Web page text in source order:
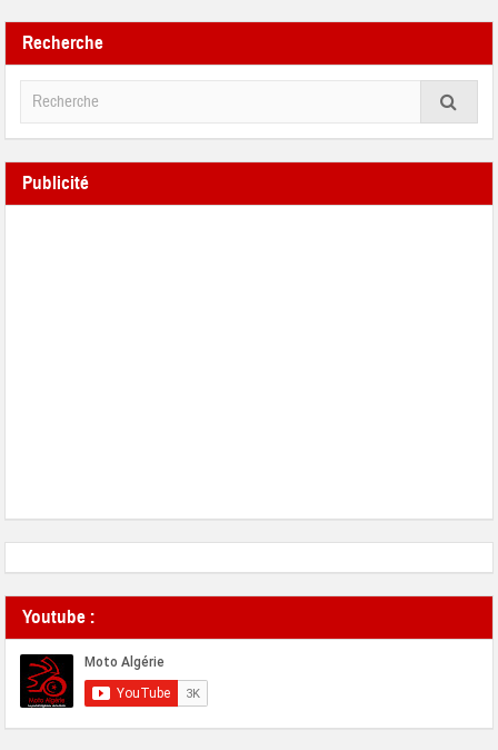
Recherche
Publicité
Youtube :